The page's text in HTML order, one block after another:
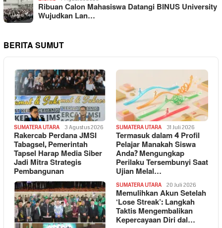
Ribuan Calon Mahasiswa Datangi BINUS University
Wujudkan Lan…
BERITA SUMUT
SUMATERA UTARA 3 Agustus 2026
Rakercab Perdana JMSI
Tabagsel, Pemerintah
Tapsel Harap Media Siber
Jadi Mitra Strategis
Pembangunan
SUMATERA UTARA 31 Juli 2026
Termasuk dalam 4 Profil
Pelajar Manakah Siswa
Anda? Mengungkap
Perilaku Tersembunyi Saat
Ujian Melal…
SUMATERA UTARA 20 Juli 2026
Memulihkan Akun Setelah
‘Lose Streak’: Langkah
Taktis Mengembalikan
Kepercayaan Diri dal…